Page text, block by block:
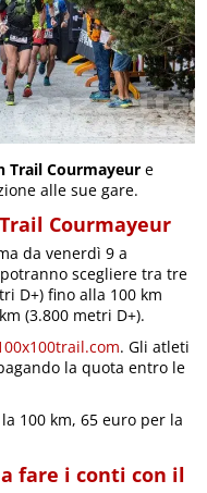
Trail Courmayeure
alle sue gare.
Courmayeur
da venerdì 9 a
scegliere tra tre
D+) fino alla 100 km
(3.800 metri D+).
. Gli atleti
la quota entro le
100 km, 65 euro per la
fare i conti con il